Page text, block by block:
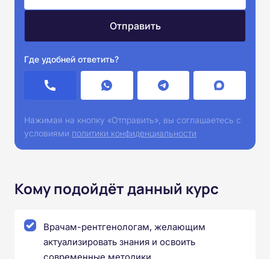
Где удобней ответить?
Нажимая на кнопку «Отправить», вы соглашаетесь с
условиями политики конфиденциальности
Кому подойдёт данный курс
Врачам-рентгенологам, желающим
актуализировать знания и освоить
современные методики